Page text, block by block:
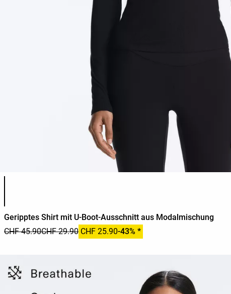
Geripptes Shirt mit U-Boot-Ausschnitt aus Modalmischung
CHF 45.90CHF 29.90 CHF 25.90-43% *